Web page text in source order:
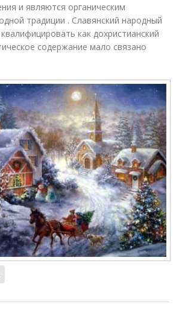
и являются органическим
традиции . Славянский народный
как дохристианский
содержание мало связано